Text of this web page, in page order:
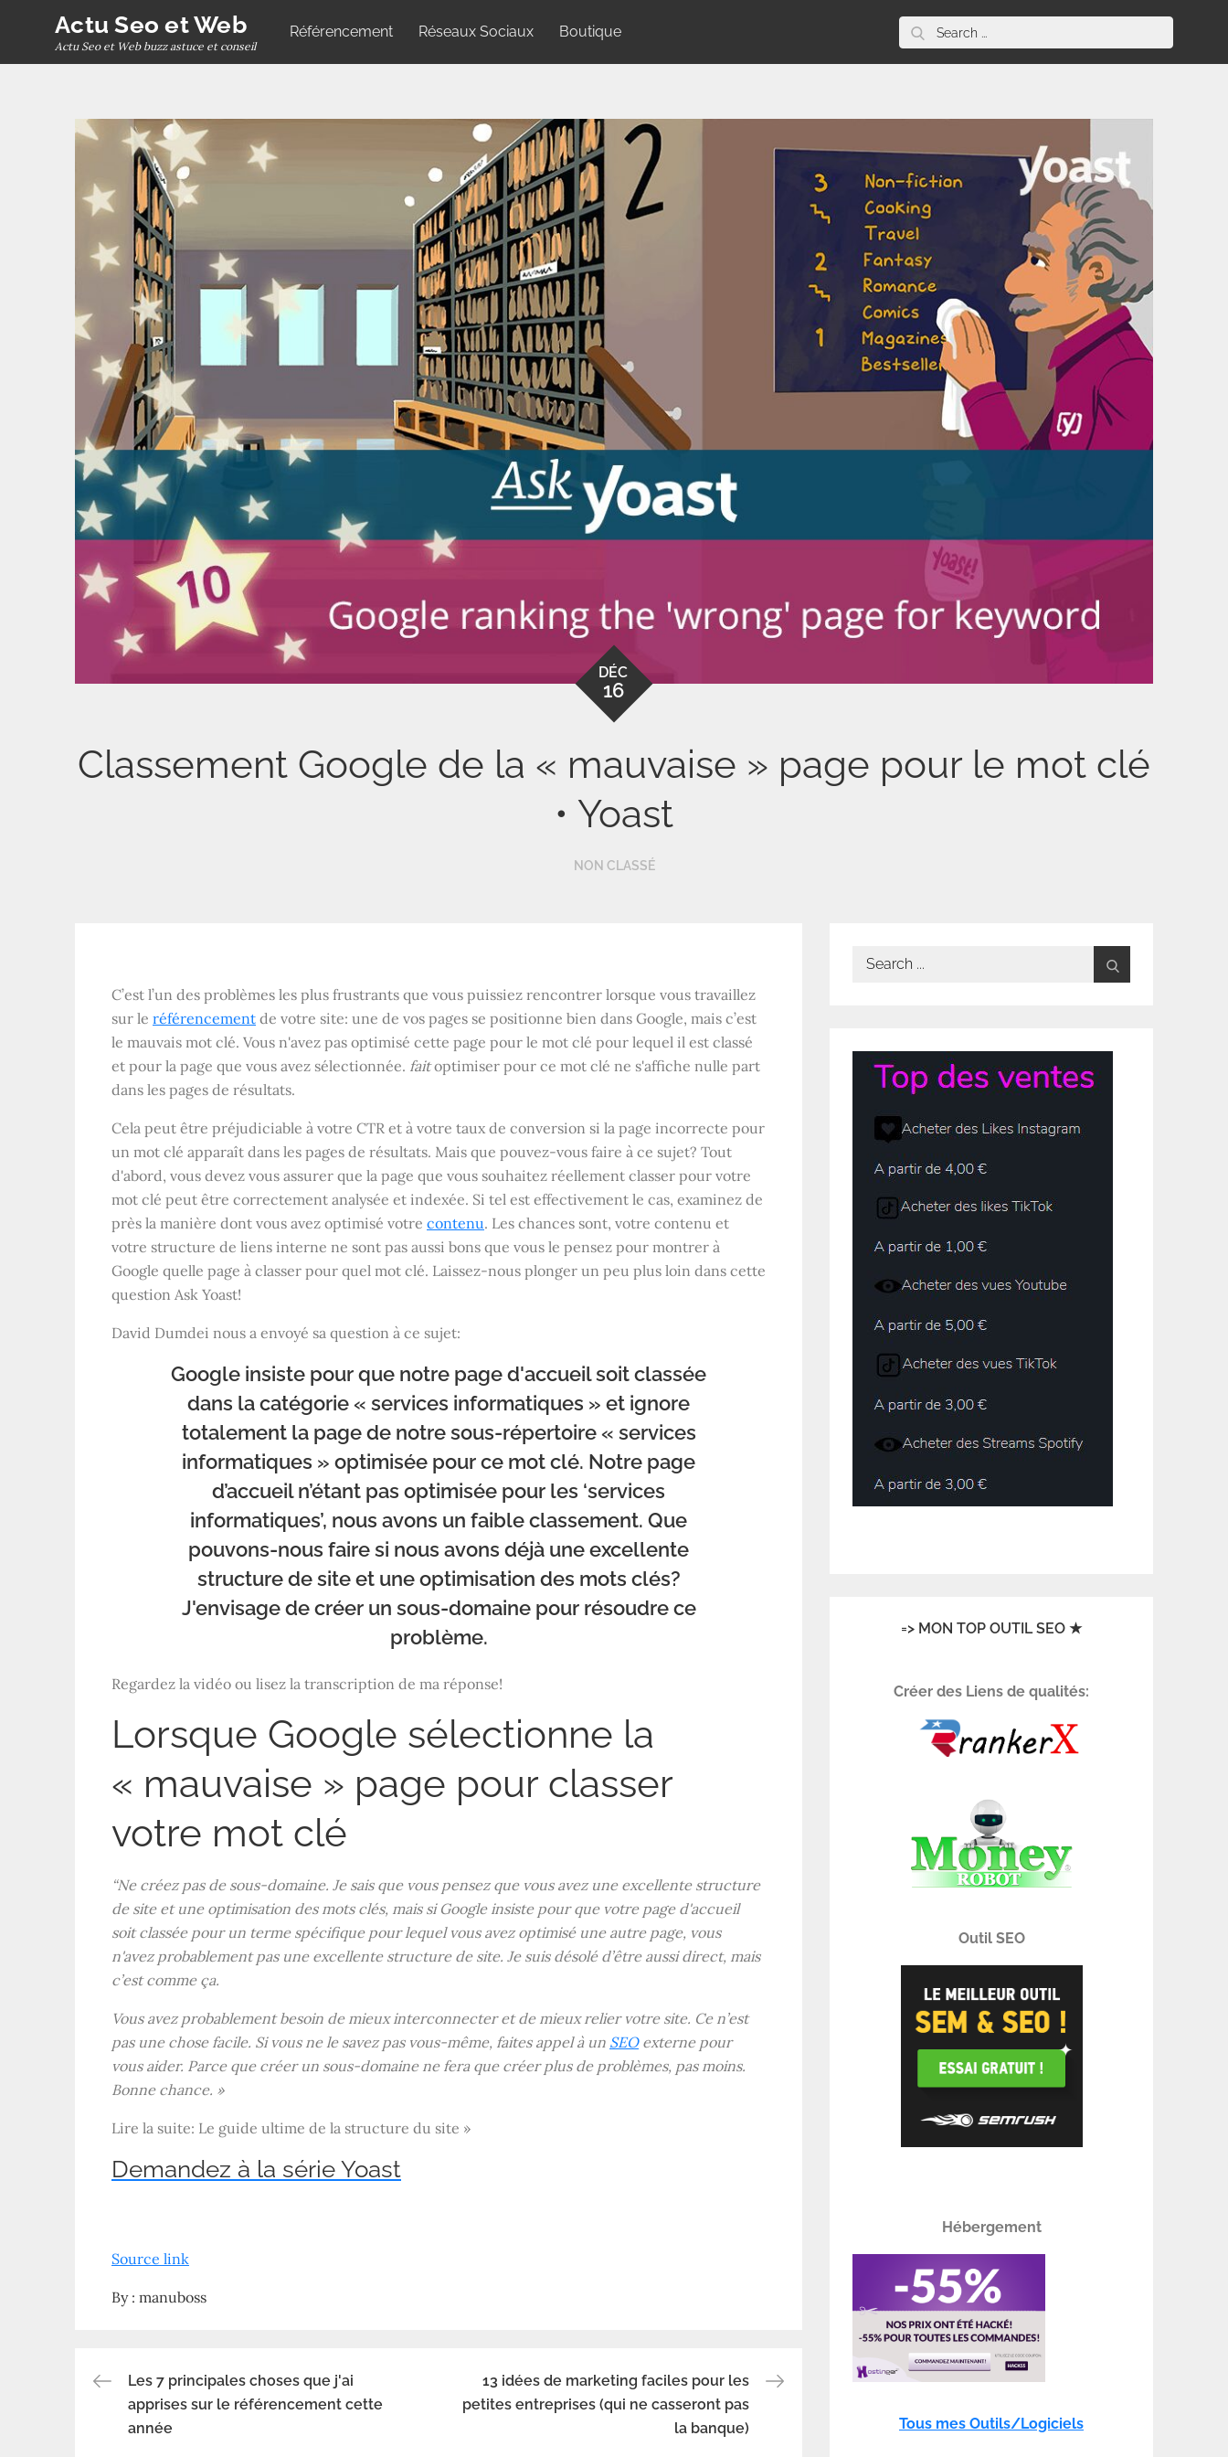
content
Actu Seo et Web
Actu Seo et Web buzz astuce et conseil
Référencement Réseaux Sociaux Boutique
Search
for:
DÉC
16
Classement Google de la « mauvaise » page pour le mot clé
• Yoast
NON CLASSÉ
C’est l’un des problèmes les plus frustrants que vous puissiez rencontrer lorsque vous travaillez
sur le référencement de votre site: une de vos pages se positionne bien dans Google, mais c’est
le mauvais mot clé. Vous n'avez pas optimisé cette page pour le mot clé pour lequel il est classé
et pour la page que vous avez sélectionnée. faitoptimiser pour ce mot clé ne s'affiche nulle part
dans les pages de résultats.
Cela peut être préjudiciable à votre CTR et à votre taux de conversion si la page incorrecte pour
un mot clé apparaît dans les pages de résultats. Mais que pouvez-vous faire à ce sujet? Tout
d'abord, vous devez vous assurer que la page que vous souhaitez réellement classer pour votre
mot clé peut être correctement analysée et indexée. Si tel est effectivement le cas, examinez de
près la manière dont vous avez optimisé votre contenu. Les chances sont, votre contenu et
votre structure de liens interne ne sont pas aussi bons que vous le pensez pour montrer à
Google quelle page à classer pour quel mot clé. Laissez-nous plonger un peu plus loin dans cette
question Ask Yoast!
David Dumdei nous a envoyé sa question à ce sujet:
Google insiste pour que notre page d'accueil soit classée
dans la catégorie « services informatiques » et ignore
totalement la page de notre sous-répertoire « services
informatiques » optimisée pour ce mot clé. Notre page
d’accueil n’étant pas optimisée pour les ‘services
informatiques’, nous avons un faible classement. Que
pouvons-nous faire si nous avons déjà une excellente
structure de site et une optimisation des mots clés?
J'envisage de créer un sous-domaine pour résoudre ce
problème.
Regardez la vidéo ou lisez la transcription de ma réponse!
Lorsque Google sélectionne la
« mauvaise » page pour classer
votre mot clé
“Ne créez pas de sous-domaine. Je sais que vous pensez que vous avez une excellente structure
de site et une optimisation des mots clés, mais si Google insiste pour que votre page d'accueil
soit classée pour un terme spécifique pour lequel vous avez optimisé une autre page, vous
n'avez probablement pas une excellente structure de site. Je suis désolé d’être aussi direct, mais
c’est comme ça.
Vous avez probablement besoin de mieux interconnecter et de mieux relier votre site. Ce n’est
pas une chose facile. Si vous ne le savez pas vous-même, faites appel à un SEOexterne pour
vous aider. Parce que créer un sous-domaine ne fera que créer plus de problèmes, pas moins.
Bonne chance. »
Lire la suite: Le guide ultime de la structure du site »
Demandez à la série Yoast
Source link
By : manuboss
Navigation
Les 7 principales choses que j'ai
apprises sur le référencement cette
année
13 idées de marketing faciles pour les
petites entreprises (qui ne casseront pas
la banque)
Search
=> MON TOP OUTIL SEO ★
Créer des Liens de qualités:
Outil SEO
Hébergement
Tous mes Outils/Logiciels